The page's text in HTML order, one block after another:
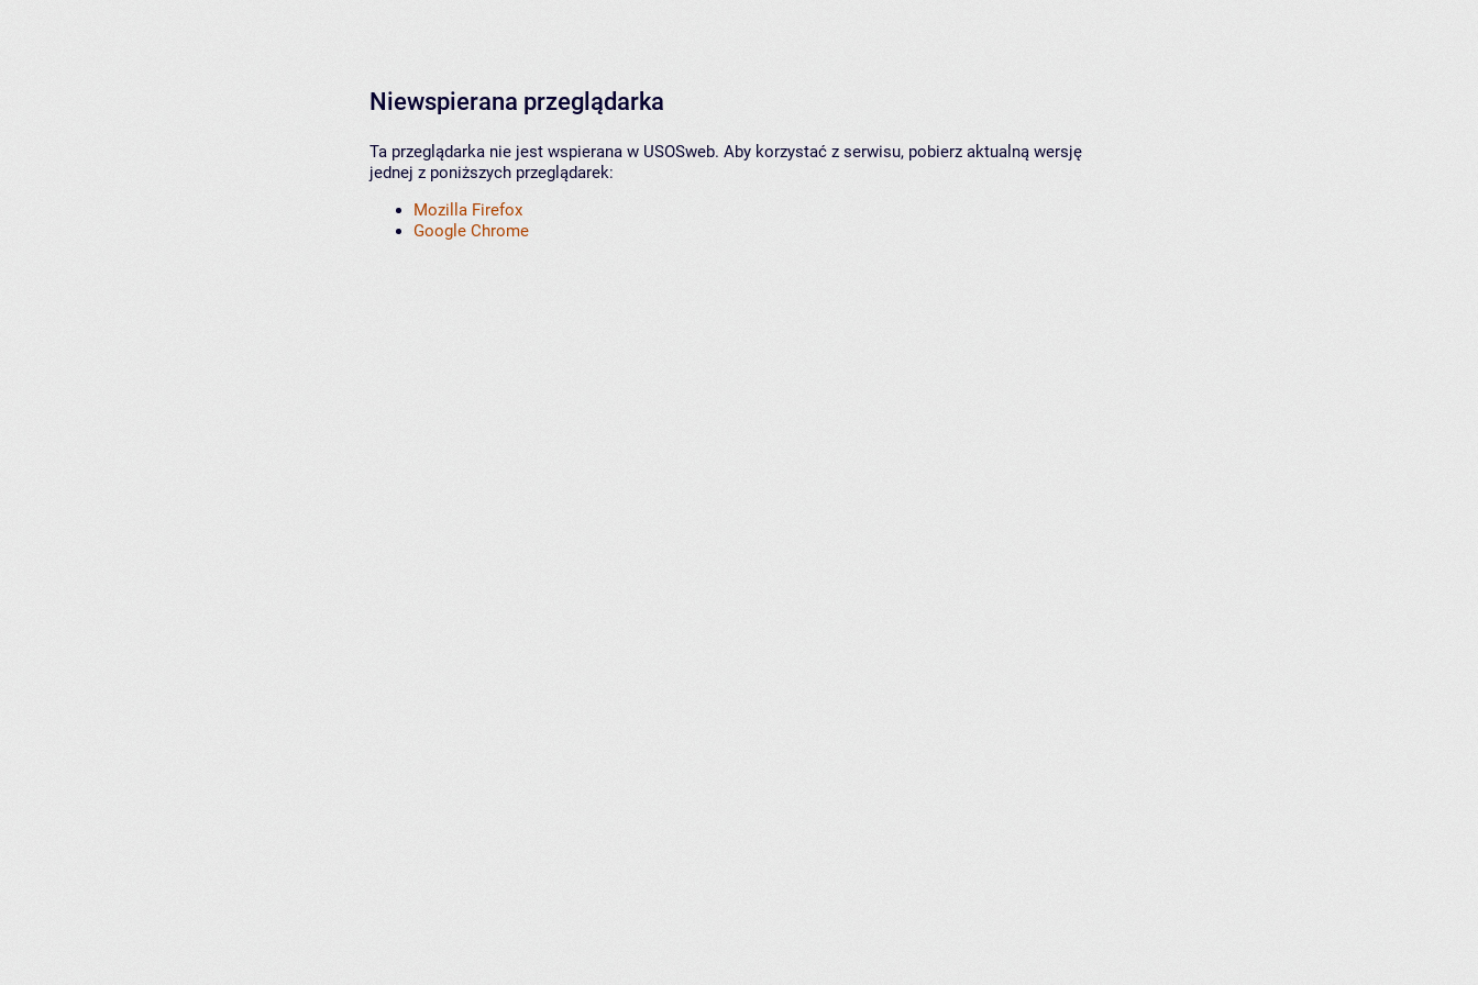
Niewspierana przeglądarka
Ta przeglądarka nie jest wspierana w USOSweb. Aby korzystać z serwisu, pobierz aktualną wersję
jednej z poniższych przeglądarek:
Mozilla Firefox
Google Chrome